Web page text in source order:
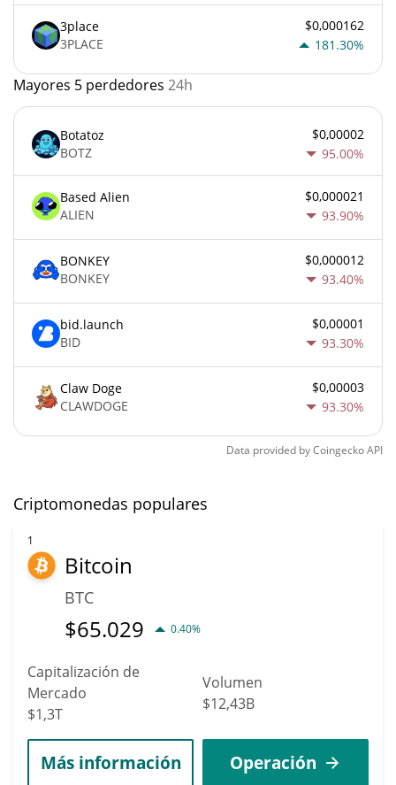
3place
3PLACE
$0,000162
181.30%
Mayores 5 perdedores 24h
Botatoz
BOTZ
$0,00002
95.00%
Based Alien
ALIEN
$0,000021
93.90%
BONKEY
BONKEY
$0,000012
93.40%
bid.launch
BID
$0,00001
93.30%
Claw Doge
CLAWDOGE
$0,00003
93.30%
Data provided byCoingeckoAPI
Criptomonedas populares
1
Bitcoin
BTC
$65.029 0.40%
Capitalización de
Mercado
$1,3T
Volumen
$12,43B
Más información Operación